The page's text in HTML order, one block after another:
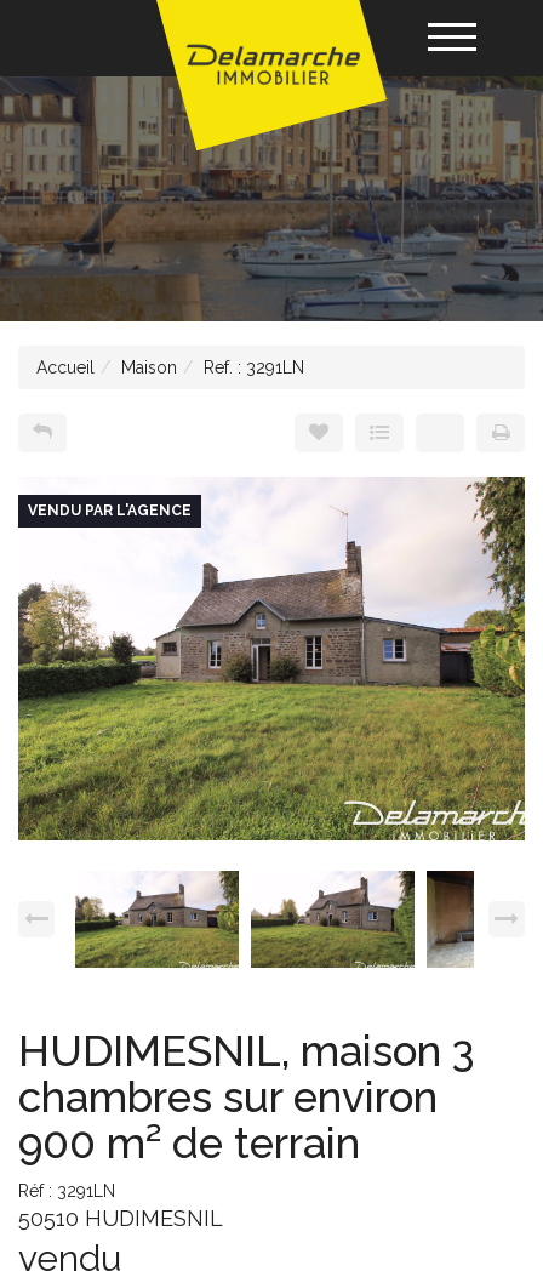
Acheter
Louer
Vendre
Gérance
Nos agences
Nous contacter
Accueil Maison Ref. : 3291LN
VENDU PAR L'AGENCE
HUDIMESNIL, maison 3
chambres sur environ
900 m² de terrain
Réf : 3291LN
50510 HUDIMESNIL
vendu